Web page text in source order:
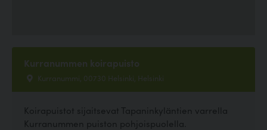
Kurranummen koirapuisto
Kurranummi, 00730 Helsinki, Helsinki
Koirapuistot sijaitsevat Tapaninkyläntien varrella
Kurranummen puiston pohjoispuolella.